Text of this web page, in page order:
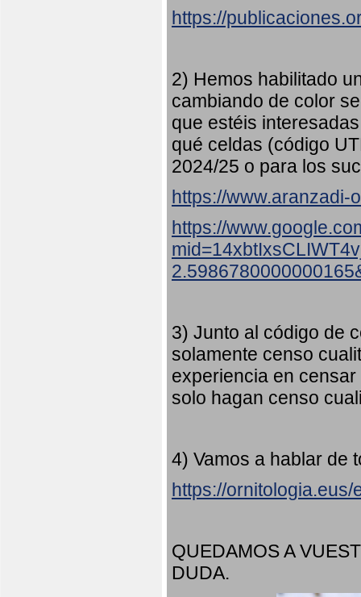
https://
2) Hemos habilitado
cambiando de color
que estéis
qué celdas (código
2024/25 o para los
https://www.aranzadi-
https://
3) Junto al código de
solamente censo
experiencia en
solo hagan censo
4) Vamos a hablar de
https://
QUEDAMOS A
DUDA.